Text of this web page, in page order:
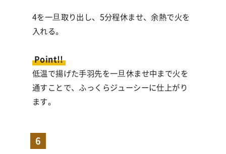
4を一旦取り出し、 5分程休ませ、余熱で火を
入れる。
Point!!
低温で揚げた手羽先を一旦休ませ中まで火を
通すことで、ふっくらジューシーに仕上がり
ます。
6